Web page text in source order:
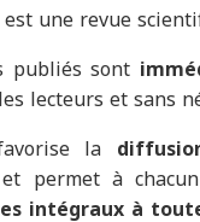
est une revue
publiés sont
lecteurs et sans
la
permet à
intégraux à